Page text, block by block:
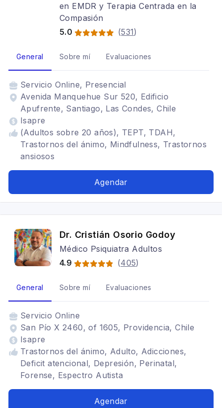
en EMDR y Terapia Centrada en la
Compasión
5.0
(531)
General Sobre mí Evaluaciones
Servicio Online, Presencial
Avenida Manquehue Sur 520, Edificio
Apufrente, Santiago, Las Condes, Chile
Isapre
(Adultos sobre 20 años), TEPT, TDAH,
Trastornos del ánimo, Mindfulness, Trastornos
ansiosos
Agendar
Dr. Cristián Osorio Godoy
Médico Psiquiatra Adultos
4.9
(405)
General Sobre mí Evaluaciones
Servicio Online
San Pío X 2460, of 1605, Providencia, Chile
Isapre
Trastornos del ánimo, Adulto, Adicciones,
Deficit atencional, Depresión, Perinatal,
Forense, Espectro Autista
Agendar